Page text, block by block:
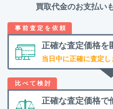
買取代金のお支払い
正確な査定価格を
当日中に正確に査定し
正確な査定価格で